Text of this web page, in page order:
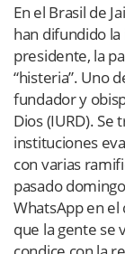
En el Brasil de
han difundido
presidente, la
“histeria”. Uno
fundador y
Dios (IURD). Se
instituciones
con varias
pasado
WhatsApp en
que la gente se